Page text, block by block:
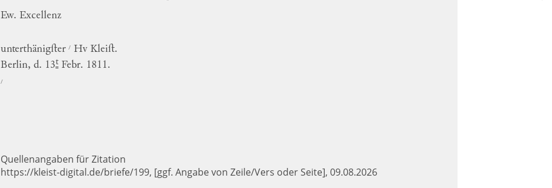
Ew. Excellenz
unterthänigſter / Hv Kleiſt.
Berlin, d. 13t Febr. 1811.
/
Quellenangaben für Zitation
https://kleist-digital.de/briefe/199, [ggf. Angabe von Zeile/Vers oder Seite], 09.08.2026